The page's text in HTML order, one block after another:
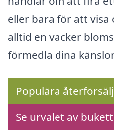
eller bara för att visa
alltid en vacker
förmedla dina
Populära
Se urvalet av